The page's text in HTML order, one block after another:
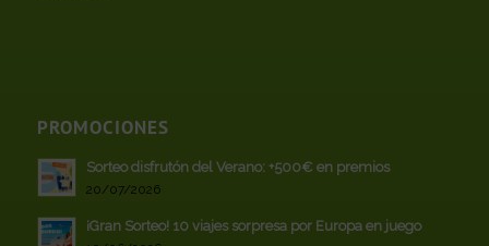
PROMOCIONES
Sorteo disfrutón del Verano: +500€ en premios
20/07/2026
¡Gran Sorteo! 10 viajes sorpresa por Europa en juego